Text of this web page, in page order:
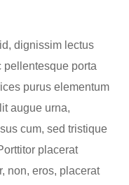
dignissim lectus
pellentesque porta
purus elementum
augue urna,
cum, sed tristique
placerat
non, eros, placerat